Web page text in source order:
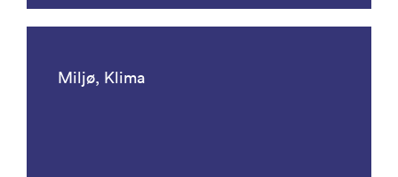
Miljø, Klima